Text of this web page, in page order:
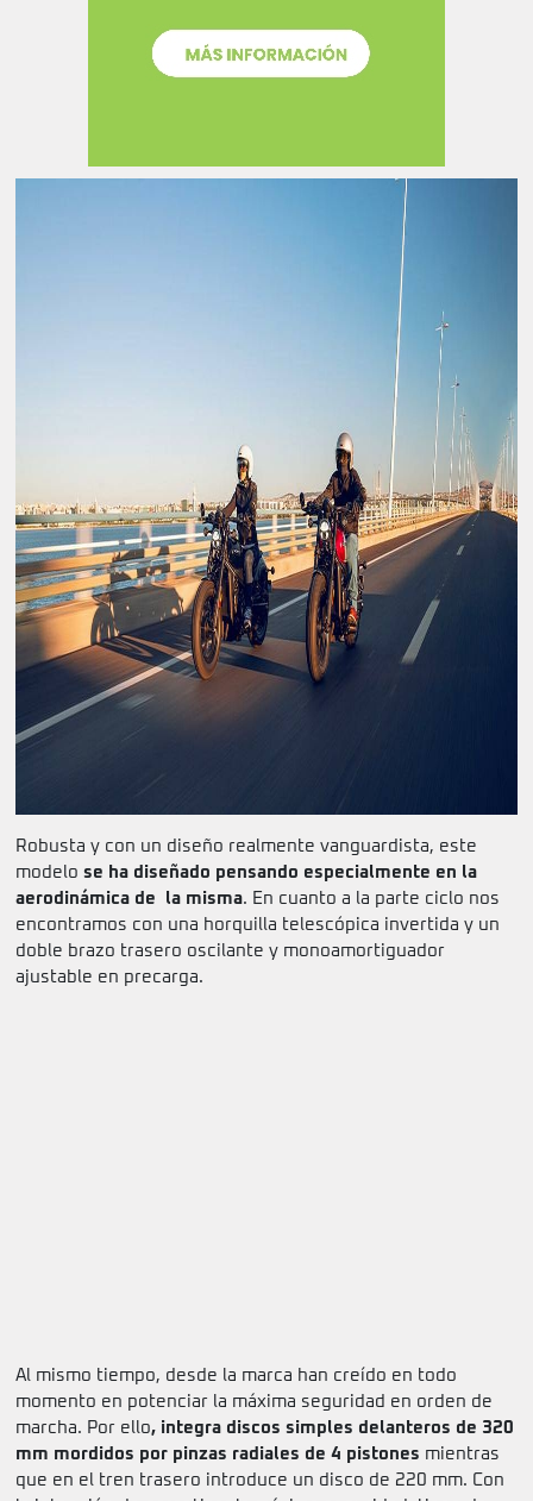
Robusta y con un diseño realmente vanguardista, este
modelo se ha diseñado pensando especialmente en la
aerodinámica de la misma. En cuanto a la parte ciclo nos
encontramos con una horquilla telescópica invertida y un
doble brazo trasero oscilante y monoamortiguador
ajustable en precarga.
Al mismo tiempo, desde la marca han creído en todo
momento en potenciar la máxima seguridad en orden de
marcha. Por ello, integra discos simples delanteros de 320
mm mordidos por pinzas radiales de 4 pistones mientras
que en el tren trasero introduce un disco de 220 mm. Con